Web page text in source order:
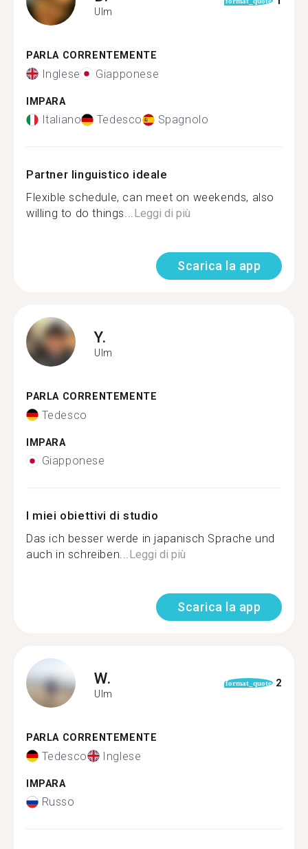
Ulm
PARLA CORRENTEMENTE
Inglese Giapponese
IMPARA
Italiano Tedesco Spagnolo
Partner linguistico ideale
Flexible schedule, can meet on weekends, also
willing to do things...Leggi di più
Scarica la app
Y.
Ulm
PARLA CORRENTEMENTE
Tedesco
IMPARA
Giapponese
I miei obiettivi di studio
Das ich besser werde in japanisch Sprache und
auch in schreiben...Leggi di più
Scarica la app
W.
Ulm
format_quote 2
PARLA CORRENTEMENTE
Tedesco Inglese
IMPARA
Russo